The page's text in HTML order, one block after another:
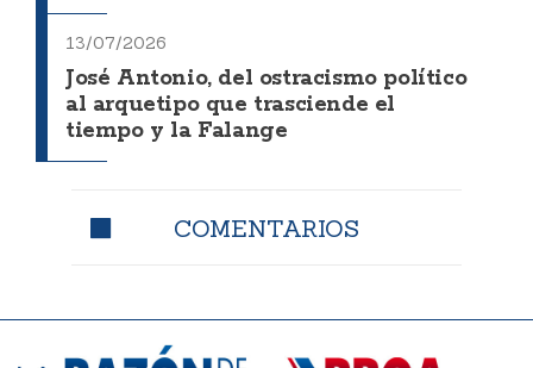
13/07/2026
José Antonio, del ostracismo político
al arquetipo que trasciende el
tiempo y la Falange
COMENTARIOS